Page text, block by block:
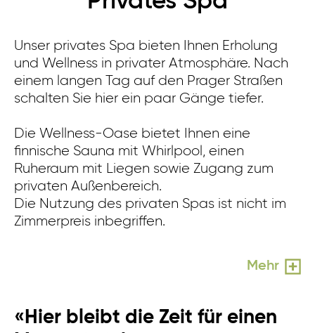
Unser privates Spa bieten Ihnen Erholung
und Wellness in privater Atmosphäre. Nach
einem langen Tag auf den Prager Straßen
schalten Sie hier ein paar Gänge tiefer.
Die Wellness-Oase bietet Ihnen eine
finnische Sauna mit Whirlpool, einen
Ruheraum mit Liegen sowie Zugang zum
privaten Außenbereich.
Die Nutzung des privaten Spas ist nicht im
Zimmerpreis inbegriffen.
Mehr
«Hier bleibt die Zeit für einen